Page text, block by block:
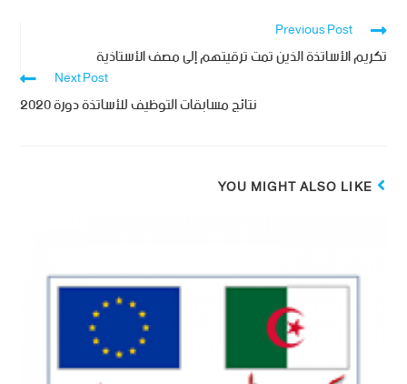
Previous Post
تكريم الأساتذة الذين تمت ترقيتهم إلى مصف الأستاذية
Next Post
نتائج مسابقات التوظيف للأساتذة دورة 2020
YOU MIGHT ALSO LIKE